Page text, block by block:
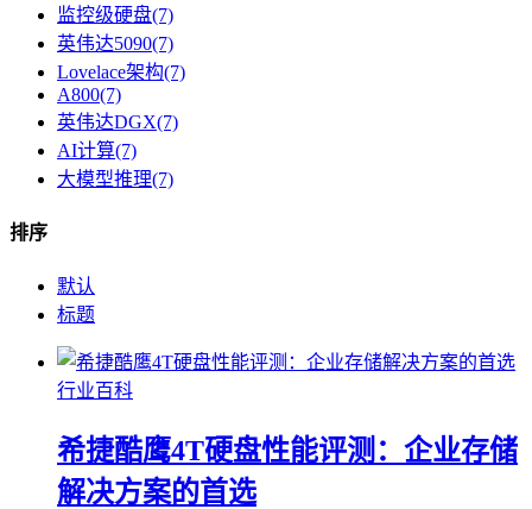
监控级硬盘​(7)
英伟达5090(7)
Lovelace架构(7)
A800(7)
英伟达DGX(7)
AI计算(7)
大模型推理(7)
排序
默认
标题
行业百科
希捷酷鹰4T硬盘性能评测：企业存储
解决方案的首选